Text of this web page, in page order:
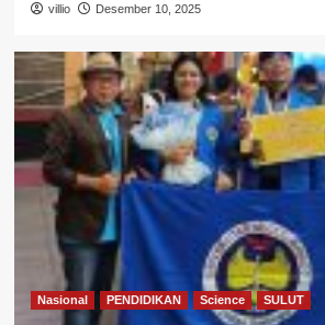
villio Desember 10, 2025
Nasional PENDIDIKAN Science SULUT